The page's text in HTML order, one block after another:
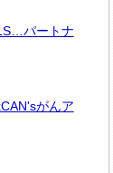
パートナ
がんア